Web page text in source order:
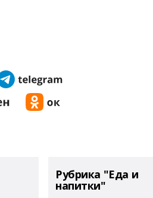
Рубрика "Еда и
напитки"